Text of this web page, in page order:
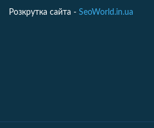
Розкрутка сайта - SeoWorld.in.ua